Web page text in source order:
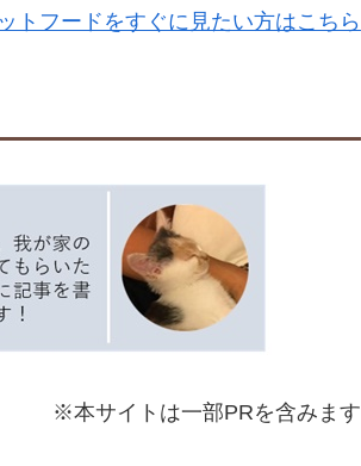
トフードをすぐに見たい方はこちら
※本サイトは一部PRを含みます